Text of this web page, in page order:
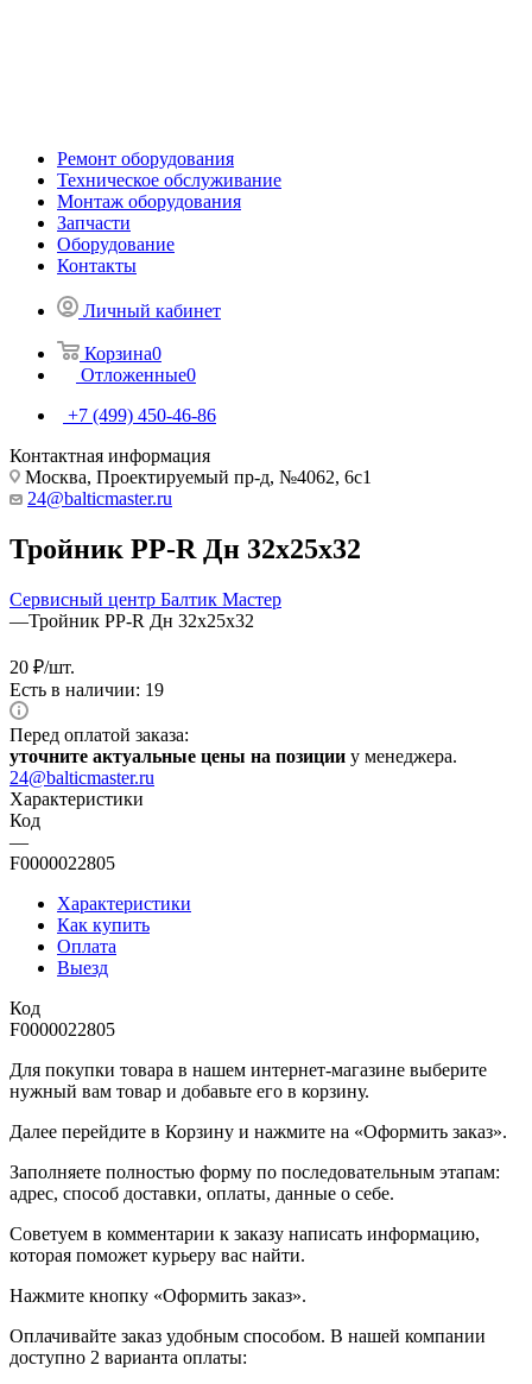
Ремонт оборудования
Техническое обслуживание
Монтаж оборудования
Запчасти
Оборудование
Контакты
Личный кабинет
Корзина0
Отложенные0
+7 (499) 450-46-86
Контактная информация
Москва, Проектируемый пр-д, №4062, 6с1
24@balticmaster.ru
Тройник PP-R Дн 32х25х32
Сервисный центр Балтик Мастер
—Тройник PP-R Дн 32х25х32
20 ₽/шт.
Есть в наличии: 19
Перед оплатой заказа:
уточните актуальные цены на позиции у менеджера.
24@balticmaster.ru
Характеристики
Код
—
F0000022805
Характеристики
Как купить
Оплата
Выезд
Код
F0000022805
Для покупки товара в нашем интернет-магазине выберите
нужный вам товар и добавьте его в корзину.
Далее перейдите в Корзину и нажмите на «Оформить заказ».
​​​​​​​Заполняете полностью форму по последовательным этапам:
адрес, способ доставки, оплаты, данные о себе.
​​​​​​​Советуем в комментарии к заказу написать информацию,
которая поможет курьеру вас найти.
​​​​​​​Нажмите кнопку «Оформить заказ».
Оплачивайте заказ удобным способом. В нашей компании
доступно 2 варианта оплаты: